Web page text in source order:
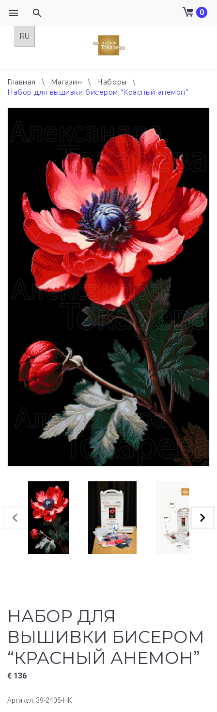
0
Главная \ Магазин \ Наборы
\
Набор для вышивки бисером “Красный анемон”
НАБОР ДЛЯ
ВЫШИВКИ БИСЕРОМ
“КРАСНЫЙ АНЕМОН”
€ 136
Артикул: 39-2405-НК